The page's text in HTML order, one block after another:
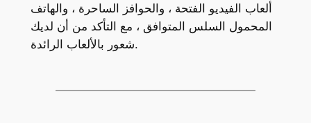
ألعاب الفيديو الفتحة ، والحوافز الساحرة ، والهاتف
المحمول السلس المتوافق ، مع التأكد من أن لديك
شعور بالألعاب الرائدة.